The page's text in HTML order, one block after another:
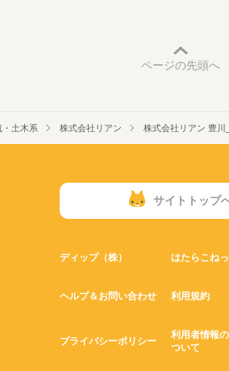
ページの先頭へ
土木系 株式会社リアン 株式会社リアン 豊川
サイトトップ
ディップ（株） はたらこね
ヘルプ＆お問い合わせ 利用規約
プライバシーポリシー
利用者情報
ついて